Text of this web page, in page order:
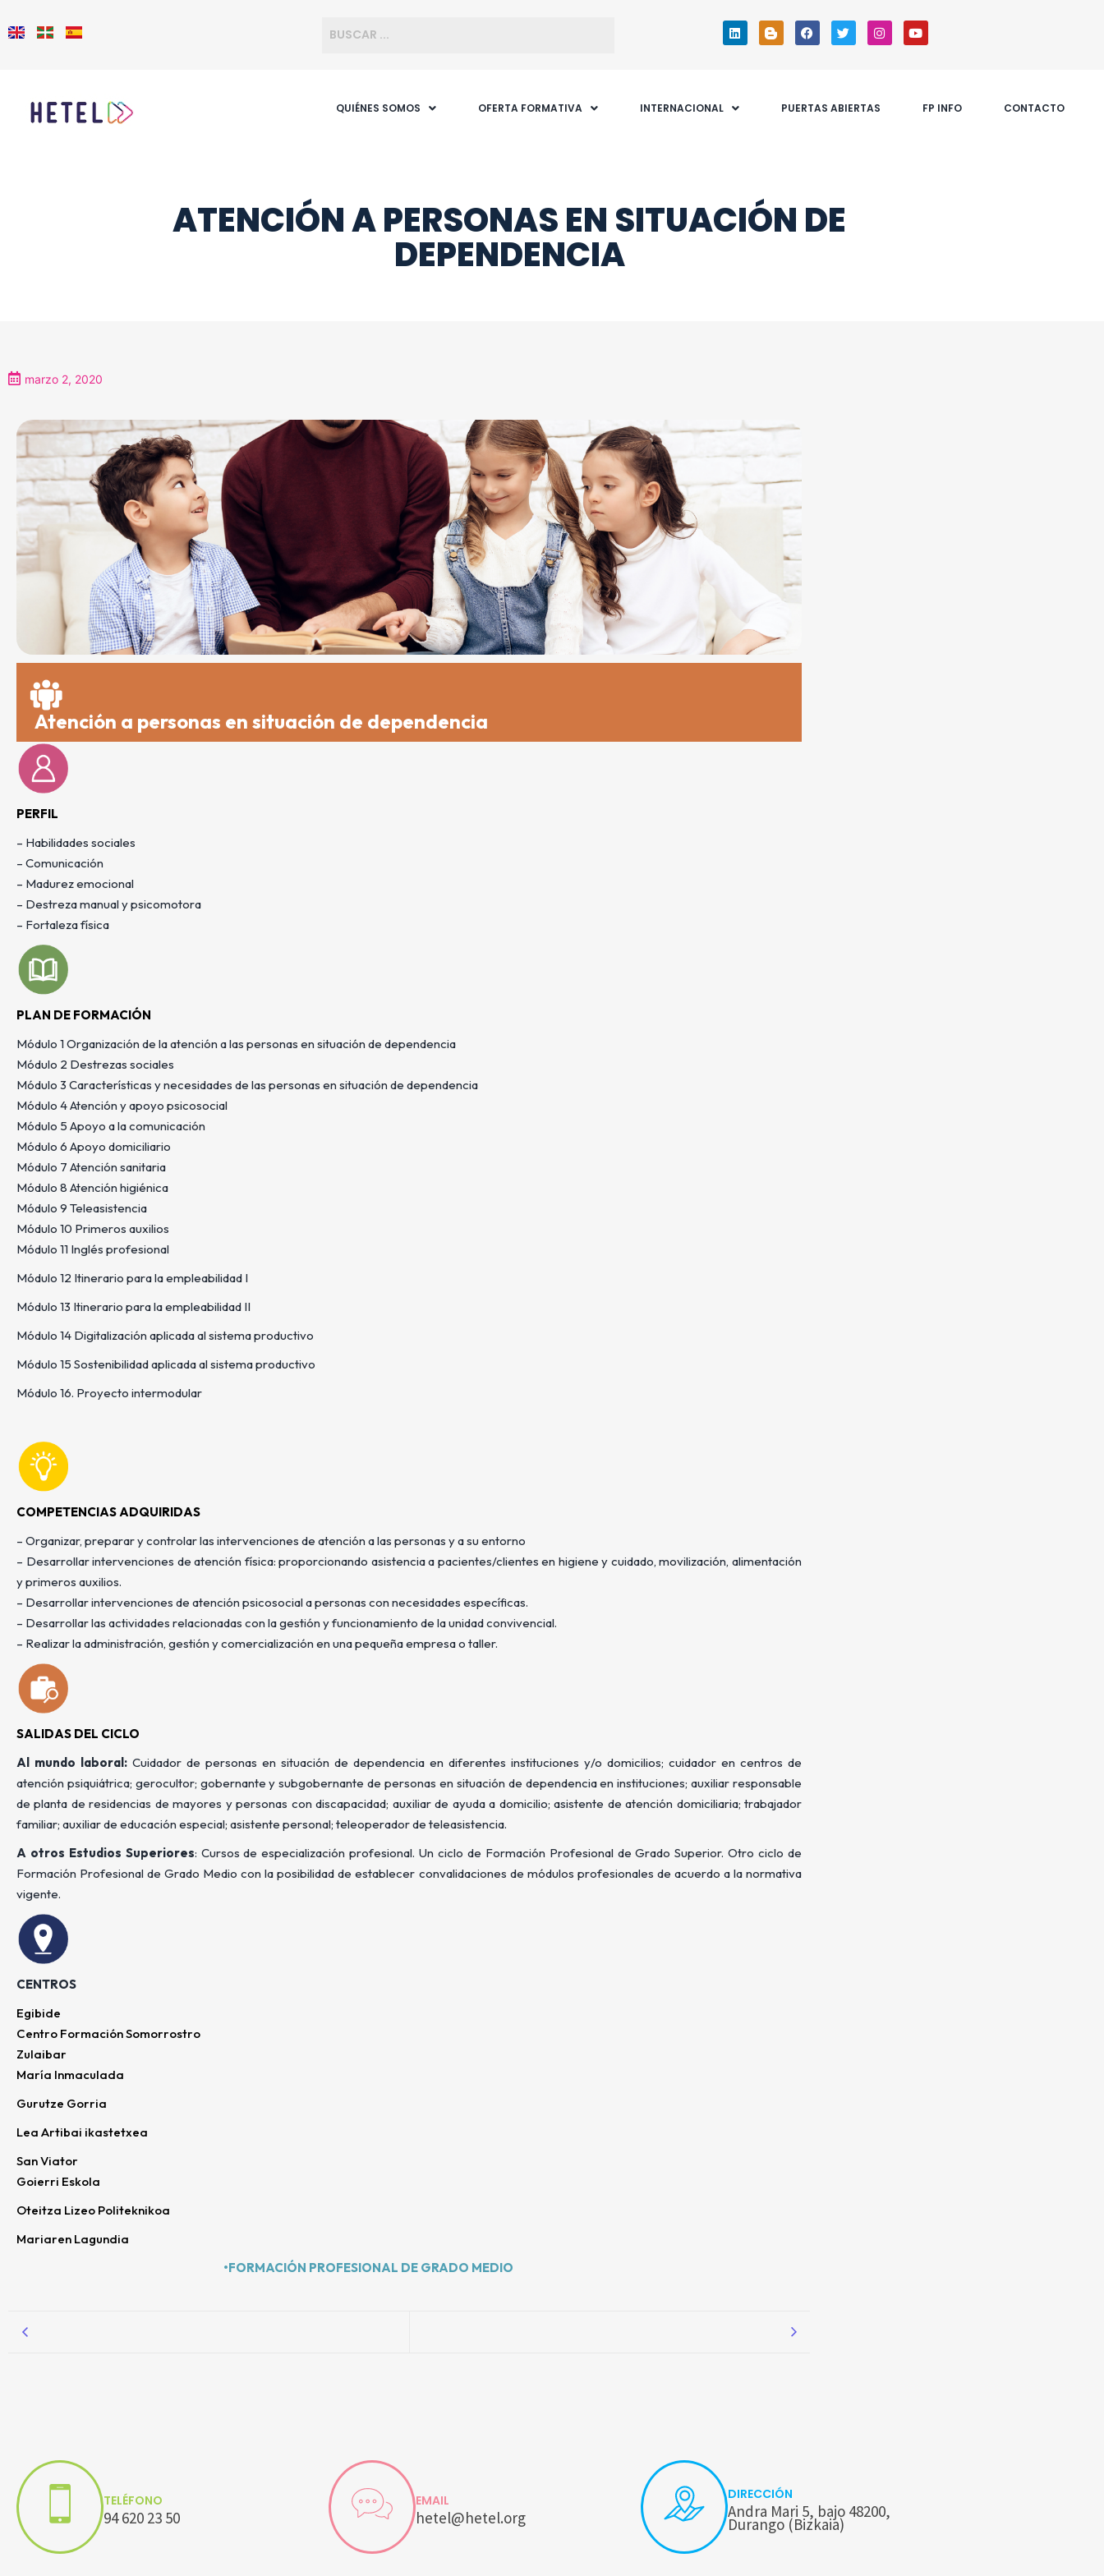
QUIÉNES SOMOS OFERTA FORMATIVA INTERNACIONAL PUERTAS ABIERTAS FP INFO CONTACTO
ATENCIÓN A PERSONAS EN SITUACIÓN DE
DEPENDENCIA
marzo 2, 2020
Atención a personas en situación de dependencia
PERFIL
– Habilidades sociales
– Comunicación
– Madurez emocional
– Destreza manual y psicomotora
– Fortaleza física
PLAN DE FORMACIÓN
Módulo 1 Organización de la atención a las personas en situación de dependencia
Módulo 2 Destrezas sociales
Módulo 3 Características y necesidades de las personas en situación de dependencia
Módulo 4 Atención y apoyo psicosocial
Módulo 5 Apoyo a la comunicación
Módulo 6 Apoyo domiciliario
Módulo 7 Atención sanitaria
Módulo 8 Atención higiénica
Módulo 9 Teleasistencia
Módulo 10 Primeros auxilios
Módulo 11 Inglés profesional
Módulo 12 Itinerario para la empleabilidad I
Módulo 13 Itinerario para la empleabilidad II
Módulo 14 Digitalización aplicada al sistema productivo
Módulo 15 Sostenibilidad aplicada al sistema productivo
Módulo 16. Proyecto intermodular
COMPETENCIAS ADQUIRIDAS
– Organizar, preparar y controlar las intervenciones de atención a las personas y a su entorno
– Desarrollar intervenciones de atención física: proporcionando asistencia a pacientes/clientes en higiene y cuidado, movilización, alimentación
y primeros auxilios.
– Desarrollar intervenciones de atención psicosocial a personas con necesidades específicas.
– Desarrollar las actividades relacionadas con la gestión y funcionamiento de la unidad convivencial.
– Realizar la administración, gestión y comercialización en una pequeña empresa o taller.
SALIDAS DEL CICLO
Al mundo laboral: Cuidador de personas en situación de dependencia en diferentes instituciones y/o domicilios; cuidador en centros de
atención psiquiátrica; gerocultor; gobernante y subgobernante de personas en situación de dependencia en instituciones; auxiliar responsable
de planta de residencias de mayores y personas con discapacidad; auxiliar de ayuda a domicilio; asistente de atención domiciliaria; trabajador
familiar; auxiliar de educación especial; asistente personal; teleoperador de teleasistencia.
A otros Estudios Superiores: Cursos de especialización profesional. Un ciclo de Formación Profesional de Grado Superior. Otro ciclo de
Formación Profesional de Grado Medio con la posibilidad de establecer convalidaciones de módulos profesionales de acuerdo a la normativa
vigente.
CENTROS
Egibide
Centro Formación Somorrostro
Zulaibar
María Inmaculada
Gurutze Gorria
Lea Artibai ikastetxea
San Viator
Goierri Eskola
Oteitza Lizeo Politeknikoa
Mariaren Lagundia
•FORMACIÓN PROFESIONAL DE GRADO MEDIO
TELÉFONO
94 620 23 50
EMAIL
hetel@hetel.org
DIRECCIÓN
Andra Mari 5, bajo 48200,
Durango (Bizkaia)